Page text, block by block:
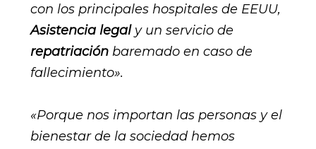
con los principales hospitales de EEUU,
Asistencia legaly un servicio de
repatriaciónbaremado en caso de
fallecimiento».
«Porque nos importan las personas y el
bienestar de la sociedad hemos